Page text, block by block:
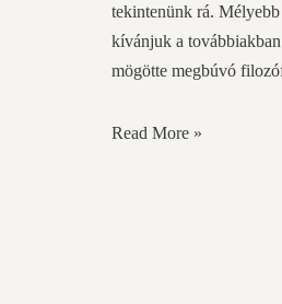
tekintenünk rá.
kívánjuk a
mögötte megbúvó
Read More »